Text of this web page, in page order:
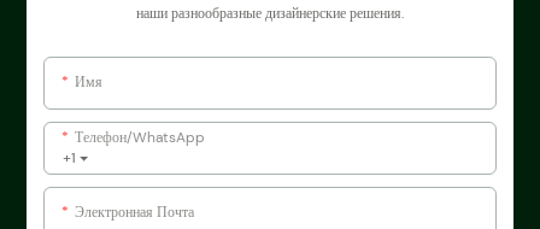
наши разнообразные дизайнерские решения.
Имя
+1
Телефон/WhatsApp
Электронная Почта